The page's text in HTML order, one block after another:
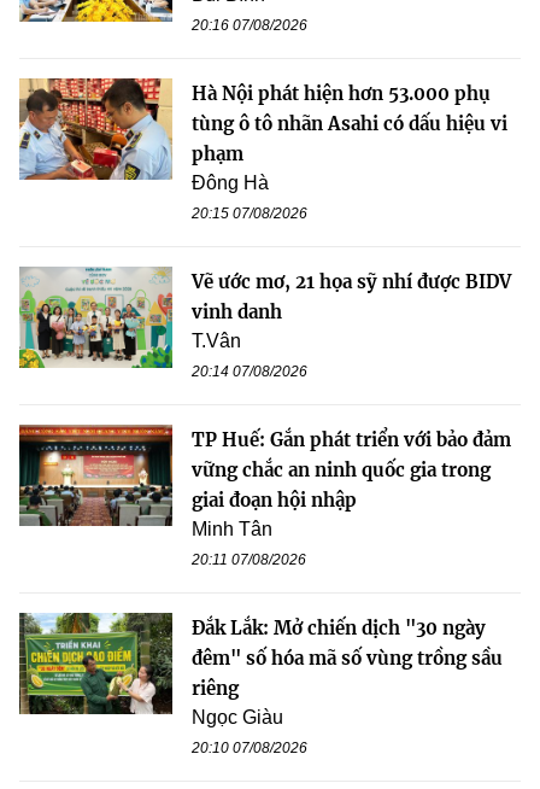
20:16 07/08/2026
Hà Nội phát hiện hơn 53.000 phụ
tùng ô tô nhãn Asahi có dấu hiệu vi
phạm
Đông Hà
20:15 07/08/2026
Vẽ ước mơ, 21 họa sỹ nhí được BIDV
vinh danh
T.Vân
20:14 07/08/2026
TP Huế: Gắn phát triển với bảo đảm
vững chắc an ninh quốc gia trong
giai đoạn hội nhập
Minh Tân
20:11 07/08/2026
Đắk Lắk: Mở chiến dịch "30 ngày
đêm" số hóa mã số vùng trồng sầu
riêng
Ngọc Giàu
20:10 07/08/2026